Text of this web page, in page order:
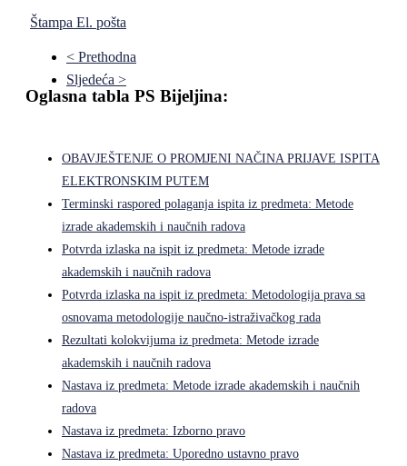
Štampa El. pošta
< Prethodna
Sljedeća >
Oglasna tabla PS Bijeljina:
OBAVJEŠTENJE O PROMJENI NAČINA PRIJAVE ISPITA
ELEKTRONSKIM PUTEM
Terminski raspored polaganja ispita iz predmeta: Metode
izrade akademskih i naučnih radova
Potvrda izlaska na ispit iz predmeta: Metode izrade
akademskih i naučnih radova
Potvrda izlaska na ispit iz predmeta: Metodologija prava sa
osnovama metodologije naučno-istraživačkog rada
Rezultati kolokvijuma iz predmeta: Metode izrade
akademskih i naučnih radova
Nastava iz predmeta: Metode izrade akademskih i naučnih
radova
Nastava iz predmeta: Izborno pravo
Nastava iz predmeta: Uporedno ustavno pravo